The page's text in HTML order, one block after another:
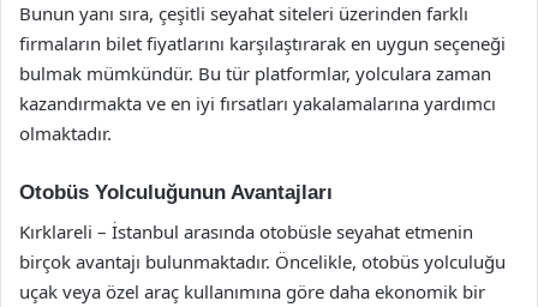
Bunun yanı sıra, çeşitli seyahat siteleri üzerinden farklı
firmaların bilet fiyatlarını karşılaştırarak en uygun seçeneği
bulmak mümkündür. Bu tür platformlar, yolculara zaman
kazandırmakta ve en iyi fırsatları yakalamalarına yardımcı
olmaktadır.
Otobüs Yolculuğunun Avantajları
Kırklareli – İstanbul arasında otobüsle seyahat etmenin
birçok avantajı bulunmaktadır. Öncelikle, otobüs yolculuğu
uçak veya özel araç kullanımına göre daha ekonomik bir